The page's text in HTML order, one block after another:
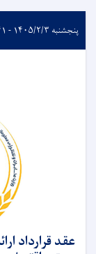
پنجشنبه ۱۴۰۵/۲/۳ - ۱۲:۴۱
عقد قرارداد